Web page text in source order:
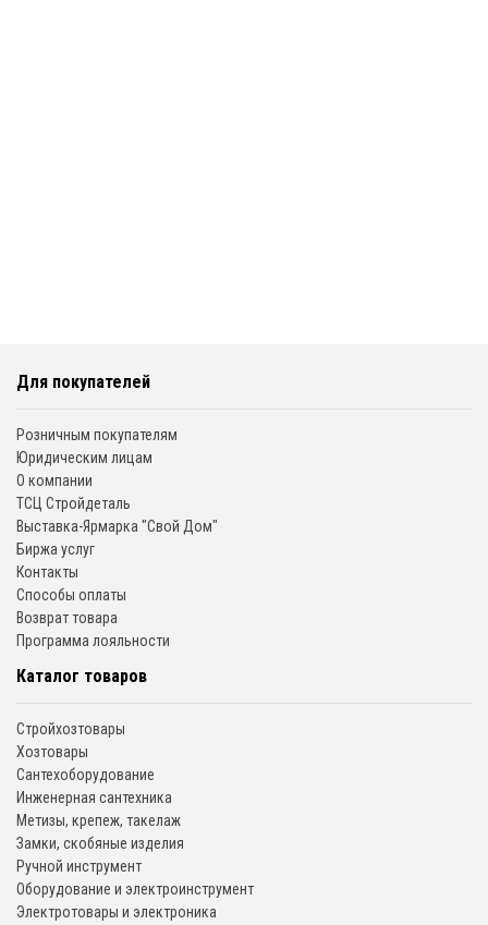
Для покупателей
Розничным покупателям
Юридическим лицам
О компании
ТСЦ Стройдеталь
Выставка-Ярмарка "Свой Дом"
Биржа услуг
Контакты
Способы оплаты
Возврат товара
Программа лояльности
Каталог товаров
Стройхозтовары
Хозтовары
Сантехоборудование
Инженерная сантехника
Метизы, крепеж, такелаж
Замки, скобяные изделия
Ручной инструмент
Оборудование и электроинструмент
Электротовары и электроника